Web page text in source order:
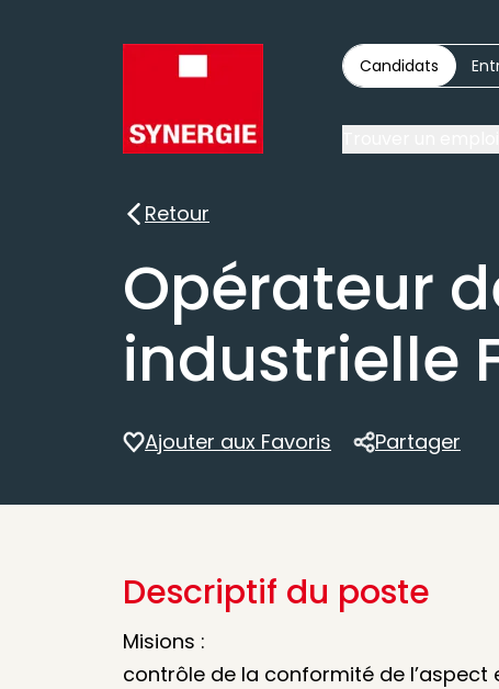
Candidats
Retour
Retour
Opérateur
industrielle
Ajouter aux Favoris
Partager
Partager
Descriptif du poste
Misions :
contrôle de la conformité de l’aspect